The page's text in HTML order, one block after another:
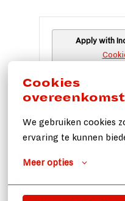
Cookies
overeenkomst
We gebruiken cookies
ervaring te kunnen
Meer opties
Apply with
Utrecht